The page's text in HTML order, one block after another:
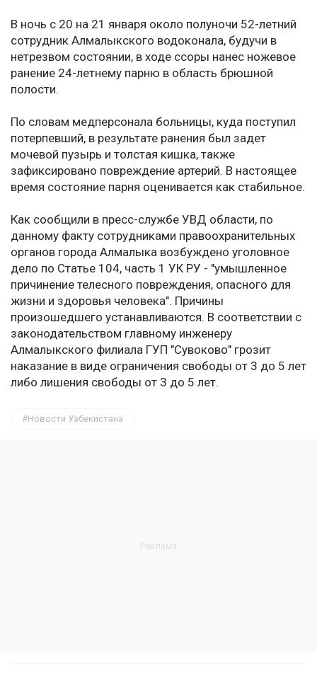
В ночь с 20 на 21 января около полуночи 52-летний
сотрудник Алмалыкского водоконала, будучи в
нетрезвом состоянии, в ходе ссоры нанес ножевое
ранение 24-летнему парню в область брюшной
полости.
По словам медперсонала больницы, куда поступил
потерпевший, в результате ранения был задет
мочевой пузырь и толстая кишка, также
зафиксировано повреждение артерий. В настоящее
время состояние парня оценивается как стабильное.
Как сообщили в пресс-службе УВД области, по
данному факту сотрудниками правоохранительных
органов города Алмалыка возбуждено уголовное
дело по Статье 104, часть 1 УК РУ - "умышленное
причинение телесного повреждения, опасного для
жизни и здоровья человека". Причины
произошедшего устанавливаются. В соответствии с
законодательством главному инженеру
Алмалыкского филиала ГУП "Сувоково" грозит
наказание в виде ограничения свободы от 3 до 5 лет
либо лишения свободы от 3 до 5 лет.
Новости Узбекистана